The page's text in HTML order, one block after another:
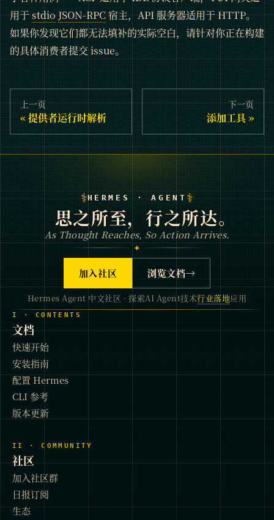
用于stdio JSON-RPC宿主，API 服务器适用于 HTTP。
如果你发现它们都无法填补的实际空白，请针对你正在构建
的具体消费者提交 issue。
上一页
提供者运行时解析
下一页
添加工具
⚕HERMES · AGENT ⚕
思之所至，行之所达。
As Thought Reaches, So Action Arrives.
✦
加入社区 浏览文档→
Hermes Agent 中文社区 · 探索AI Agent技术行业落地应用
I · CONTENTS
文档
快速开始
安装指南
配置 Hermes
CLI 参考
版本更新
II · COMMUNITY
社区
加入社区群
日报订阅
生态